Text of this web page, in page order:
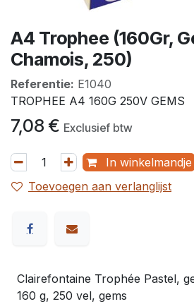
A4 Trophee (160Gr,
Chamois, 250)
Referentie: E1040
TROPHEE A4 160G 250V GEMS
7,08 € Exclusief btw
In winkelmandje
Toevoegen aan verlanglijst
Clairefontaine Trophée Pastel,
160 g, 250 vel, gems